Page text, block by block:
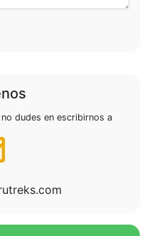
dudes en escribirnos a